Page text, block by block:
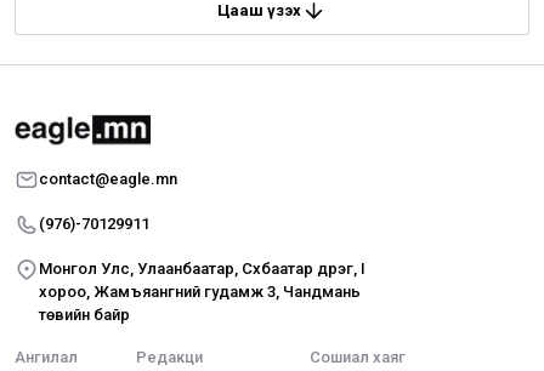
Цааш үзэх
contact@eagle.mn
(976)-70129911
Монгол Улс, Улаанбаатар, Сүхбаатар дүүрэг, I
хороо, Жамъяангүний гудамж 3, Чандмань
төвийн байр
Ангилал Редакци Сошиал хаяг